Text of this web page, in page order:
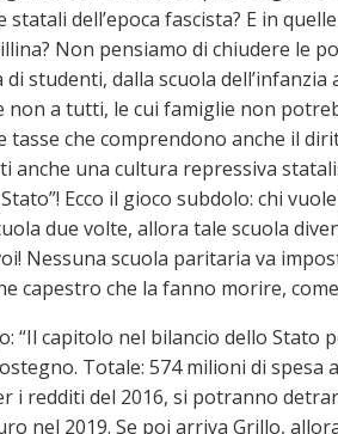
statali dell’epoca fascista? E in
Non pensiamo di chiudere le
studenti, dalla scuola
non a tutti, le cui famiglie non
che comprendono anche il
anche una cultura repressiva
Ecco il gioco subdolo: chi
due volte, allora tale scuola
Nessuna scuola paritaria va
capestro che la fanno morire,
“Il capitolo nel bilancio dello
Totale: 574 milioni di
i redditi del 2016, si potranno
nel 2019. Se poi arriva Grillo,